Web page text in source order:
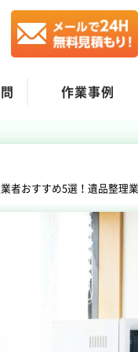
作業事例
者おすすめ5選！遺品整理